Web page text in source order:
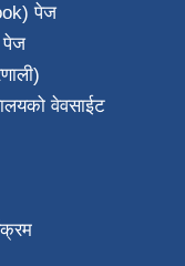
पेज
पेज
वेवसाईट